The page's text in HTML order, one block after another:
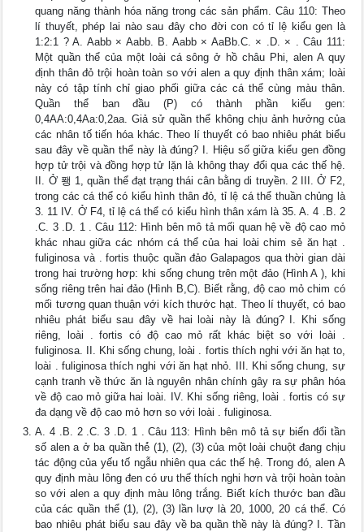
quang năng thành hóa năng trong các sản phẩm. Câu 110: Theo
lí thuyết, phép lai nào sau đây cho đời con có tỉ lệ kiểu gen là
1:2:1 ? A. Aabb × Aabb. B. Aabb × AaBb.C. × .D. × . Câu 111:
Một quần thể của một loài cá sông ở hồ châu Phi, alen A quy
định thân đỏ trội hoàn toàn so với alen a quy định thân xám; loài
này có tập tính chỉ giao phối giữa các cá thể cùng màu thân.
Quần thể ban đầu (P) có thành phần kiểu gen:
0,4AA:0,4Aa:0,2aa. Giả sử quần thể không chịu ảnh hưởng của
các nhân tố tiến hóa khác. Theo lí thuyết có bao nhiêu phát biểu
sau đây về quần thể này là đúng? I. Hiệu số giữa kiểu gen đồng
hợp tử trội và đồng hợp tử lặn là không thay đổi qua các thế hệ.
II. Ở 퐹 1, quần thể đạt trạng thái cân bằng di truyền. 2 III. Ở F2,
trong các cá thể có kiểu hình thân đỏ, tỉ lệ cá thể thuần chủng là
3. 11 IV. Ở F4, tỉ lệ cá thể có kiểu hình thân xám là 35. A. 4 .B. 2
.C. 3 .D. 1 . Câu 112: Hình bên mô tả mối quan hệ về độ cao mỏ
khác nhau giữa các nhóm cá thể của hai loài chim sẻ ăn hạt .
fuliginosa và . fortis thuộc quần đảo Galapagos qua thời gian dài
trong hai trường hơp: khi sống chung trên một đảo (Hình A ), khi
sống riêng trên hai đảo (Hình B,C). Biết rằng, độ cao mỏ chim có
mối tương quan thuận với kích thước hạt. Theo lí thuyết, có bao
nhiêu phát biểu sau đây về hai loài này là đúng? I. Khi sống
riêng, loài . fortis có độ cao mỏ rất khác biệt so với loài .
fuliginosa. II. Khi sống chung, loài . fortis thích nghi với ăn hạt to,
loài . fuliginosa thích nghi với ăn hạt nhỏ. III. Khi sống chung, sự
cạnh tranh về thức ăn là nguyên nhân chính gây ra sự phân hóa
về độ cao mỏ giữa hai loài. IV. Khi sống riêng, loài . fortis có sự
đa dạng về độ cao mỏ hơn so với loài . fuliginosa.
A. 4 .B. 2 .C. 3 .D. 1 . Câu 113: Hình bên mô tả sự biến đổi tần
số alen a ở ba quần thẻ̉ (1), (2), (3) của một loài chuột đang chịu
tác động của yếu tố ngẫu nhiên qua các thế hệ. Trong đó, alen A
quy định màu lông đen có ưu thế thích nghi hơn và trội hoàn toàn
so với alen a quy định màu lông trắng. Biết kích thước ban đầu
của các quần thể (1), (2), (3) lần lượ là 20, 1000, 20 cá thể. Có
bao nhiêu phát biểu sau đây về ba quần thề này là đúng? I. Tần